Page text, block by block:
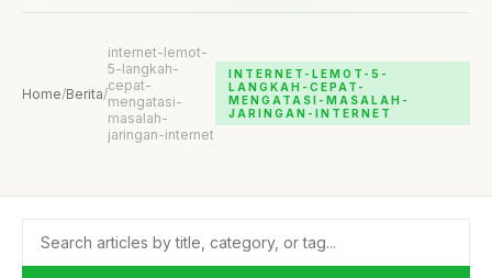
Home/Berita/
internet-lemot-
5-langkah-
cepat-
mengatasi-
masalah-
jaringan-internet
INTERNET-LEMOT-5-
LANGKAH-CEPAT-
MENGATASI-MASALAH-
JARINGAN-INTERNET